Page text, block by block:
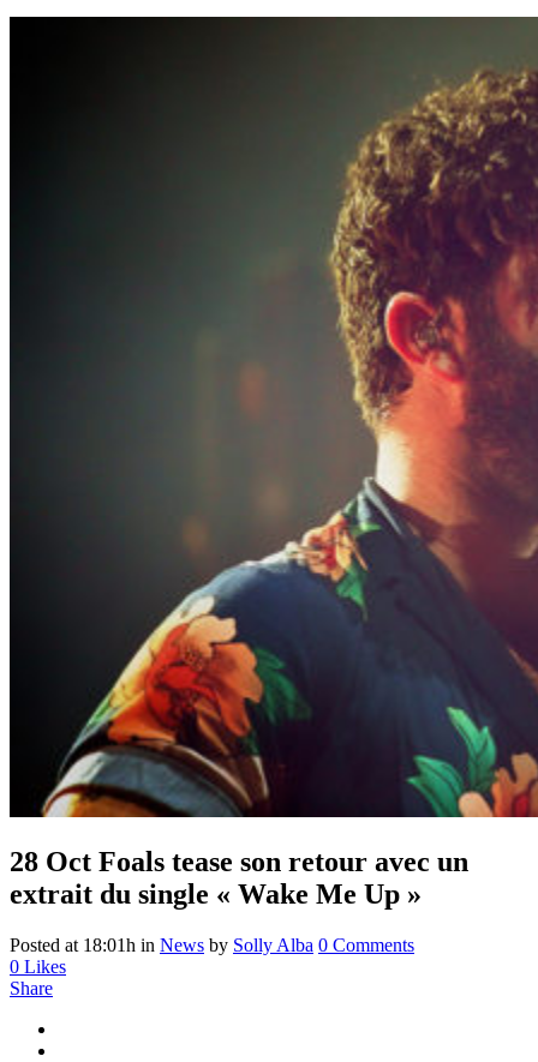
28 Oct Foals tease son retour avec un
extrait du single « Wake Me Up »
Posted at 18:01h in News by Solly Alba 0 Comments
0 Likes
Share